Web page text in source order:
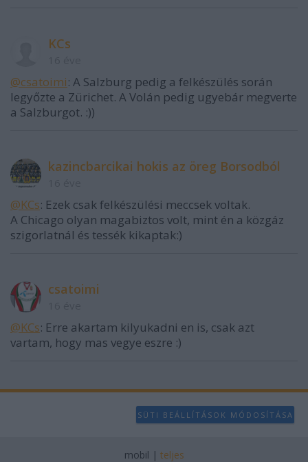
KCs
@csatoimi: A Salzburg pedig a felkészülés során
legyőzte a Zürichet. A Volán pedig ugyebár megverte
a Salzburgot. :))
kazincbarcikai hokis az öreg Borsodból
@KCs: Ezek csak felkészülési meccsek voltak.
A Chicago olyan magabiztos volt, mint én a közgáz
szigorlatnál és tessék kikaptak:)
csatoimi
@KCs: Erre akartam kilyukadni en is, csak azt
vartam, hogy mas vegye eszre :)
SÜTI BEÁLLÍTÁSOK MÓDOSÍTÁSA
mobil | teljes